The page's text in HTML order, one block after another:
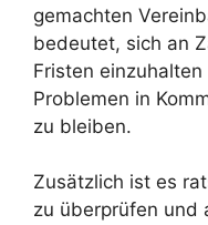
gemachten
bedeutet, sich an
Fristen
Problemen in
zu bleiben.
Zusätzlich ist es
zu überprüfen und